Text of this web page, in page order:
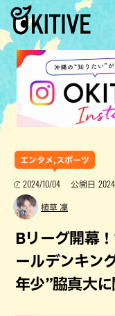
エンタメ,スポーツ
2024/10/04 公開日
植草 凜
Bリーグ開幕
ールデンキン
年少”脇真大に